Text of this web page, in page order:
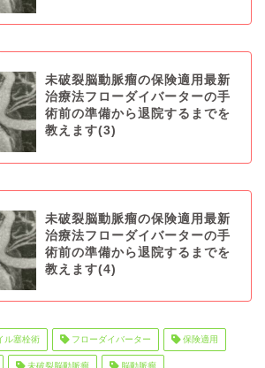
未破裂脳動脈瘤の保険適用最新
治療法フローダイバーターの手
術前の準備から退院するまでを
教えます(3)
未破裂脳動脈瘤の保険適用最新
治療法フローダイバーターの手
術前の準備から退院するまでを
教えます(4)
ル塞栓術 フローダイバーター 保険適用